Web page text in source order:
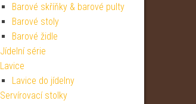
Barové skříňky & barové pulty
Barové stoly
Barové židle
Jídelní série
Lavice
Lavice do jídelny
Servírovací stolky